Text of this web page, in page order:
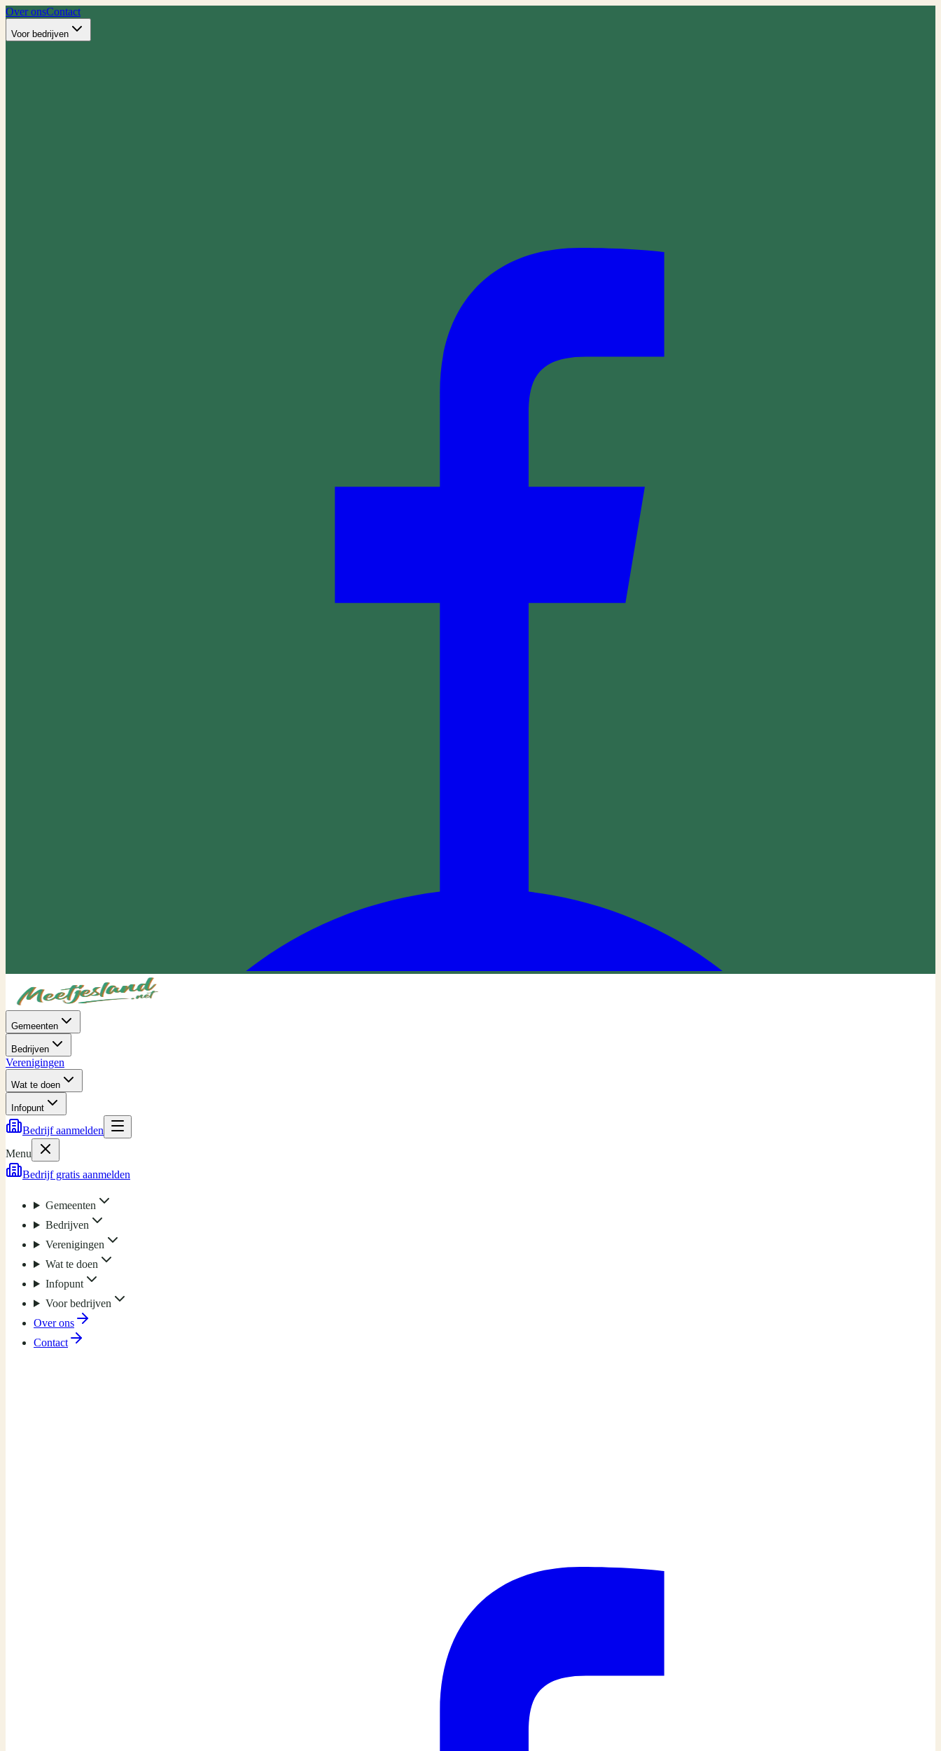
Over onsContact
Voor bedrijven
Gemeenten
Bedrijven
Verenigingen
Wat te doen
Infopunt
Bedrijf aanmelden
Menu
Bedrijf gratis aanmelden
Gemeenten
Bedrijven
Verenigingen
Wat te doen
Infopunt
Voor bedrijven
Over ons
Contact